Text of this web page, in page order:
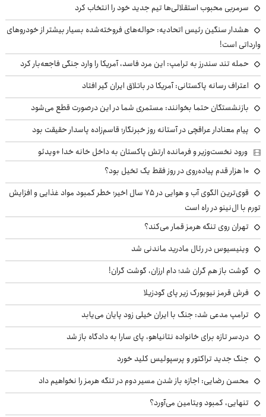
سرمربی محبوب استقلالی‌ها تیم جدید خود را انتخاب کرد
هشدار سنگین رئیس اتحادیه: حواله‌های فروخته‌شده بسیار بیشتر از خودروهای
وارداتی است!
حمله تند سندرز به ترامپ: این مرد فاسد، آمریکا را وارد جنگی فاجعه‌بار کرد
اعتراف رسانه پاکستانی: آمریکا در باتلاق ایران گیر افتاد
بازنشستگان حتما بخوانند: مستمری شما در این درصورت قطع می‌شود
پیام معنادار عراقچی در آستانه روز خبرنگار؛ قاسم‌زاده پاسدار حقیقت بود
ورود نخست‌وزیر و فرمانده ارتش پاکستان به داخل خانه خدا +ویدئو
۱۰ هزار قدم پیاده‌روی در روز فقط یک تخیل بود؟
قوی‌ترین الگوی آب و هوایی در ۷۵ سال اخیر؛ خطر کمبود مواد غذایی و افزایش
تورم با ال‌نینو در راه است
تهران روی تنگه هرمز قمار می‌کند؟
وینیسیوس در رئال مادرید ماندنی شد
گوشت باز هم گران شد؛ دام ارزان، گوشت گران!
فرش قرمز نیویورک زیر پای گودزیلا
ترامپ مدعی شد: جنگ با ایران خیلی زود پایان می‌یابد
دردسر تازه برای خانواده نتانیاهو، پای سارا به دادگاه باز شد
جنگ جدید تراکتور و پرسپولیس کلید خورد
محسن رضایی: اجازه باز شدن مسیر دوم در تنگه هرمز را نخواهیم داد
تنهایی، کمبود ویتامین می‌آورد؟